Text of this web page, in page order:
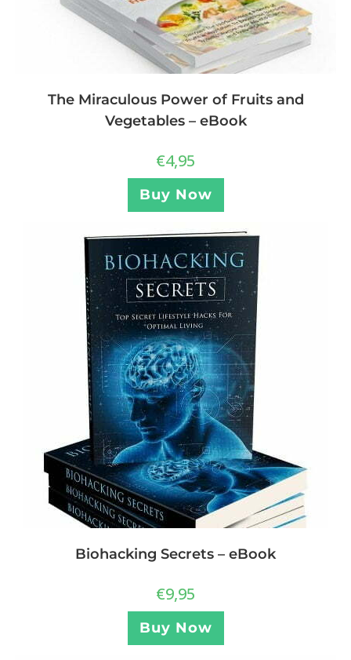
The Miraculous Power of Fruits and
Vegetables – eBook
€4,95
Buy Now
Biohacking Secrets – eBook
€9,95
Buy Now